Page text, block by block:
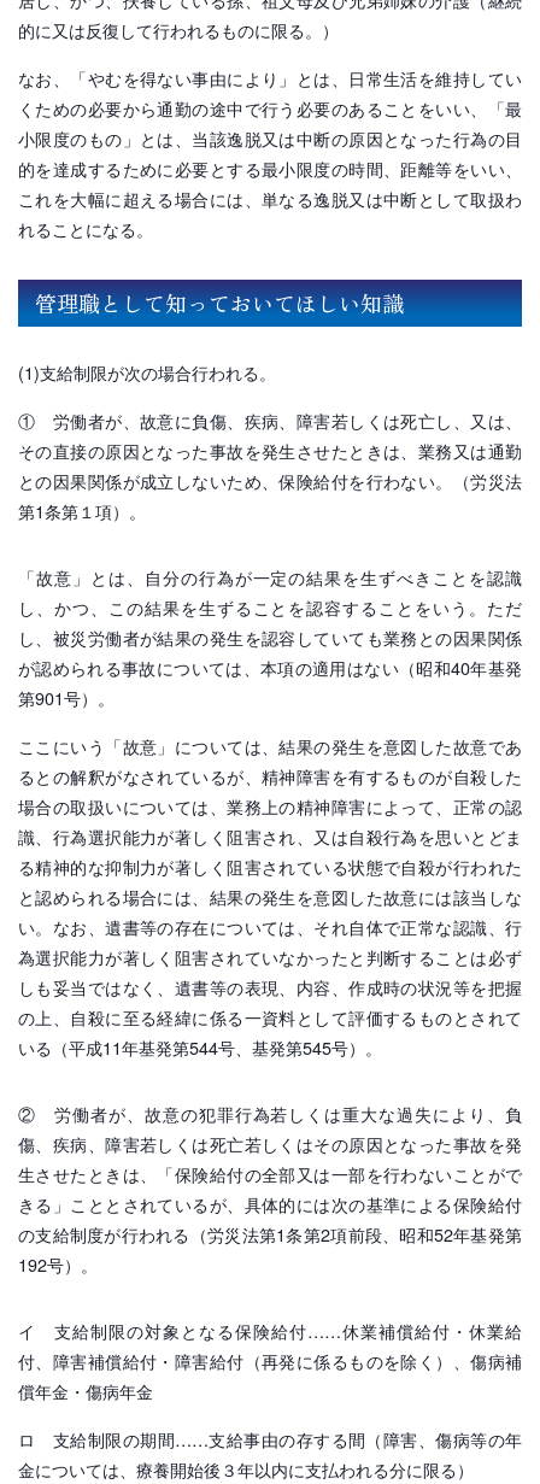
的に又は反復して行われるものに限る。）
なお、「やむを得ない事由により」とは、日常生活を維持してい
くための必要から通勤の途中で行う必要のあることをいい、「最
小限度のもの」とは、当該逸脱又は中断の原因となった行為の目
的を達成するために必要とする最小限度の時間、距離等をいい、
これを大幅に超える場合には、単なる逸脱又は中断として取扱わ
れることになる。
管理職として知っておいてほしい知識
(1)支給制限が次の場合行われる。
① 労働者が、故意に負傷、疾病、障害若しくは死亡し、又は、
その直接の原因となった事故を発生させたときは、業務又は通勤
との因果関係が成立しないため、保険給付を行わない。（労災法
第1条第１項）。
「故意」とは、自分の行為が一定の結果を生ずべきことを認識
し、かつ、この結果を生ずることを認容することをいう。ただ
し、被災労働者が結果の発生を認容していても業務との因果関係
が認められる事故については、本項の適用はない（昭和40年基発
第901号）。
ここにいう「故意」については、結果の発生を意図した故意であ
るとの解釈がなされているが、精神障害を有するものが自殺した
場合の取扱いについては、業務上の精神障害によって、正常の認
識、行為選択能力が著しく阻害され、又は自殺行為を思いとどま
る精神的な抑制力が著しく阻害されている状態で自殺が行われた
と認められる場合には、結果の発生を意図した故意には該当しな
い。なお、遺書等の存在については、それ自体で正常な認識、行
為選択能力が著しく阻害されていなかったと判断することは必ず
しも妥当ではなく、遺書等の表現、内容、作成時の状況等を把握
の上、自殺に至る経緯に係る一資料として評価するものとされて
いる（平成11年基発第544号、基発第545号）。
② 労働者が、故意の犯罪行為若しくは重大な過失により、負
傷、疾病、障害若しくは死亡若しくはその原因となった事故を発
生させたときは、「保険給付の全部又は一部を行わないことがで
きる」こととされているが、具体的には次の基準による保険給付
の支給制度が行われる（労災法第1条第2項前段、昭和52年基発第
192号）。
イ 支給制限の対象となる保険給付……休業補償給付・休業給
付、障害補償給付・障害給付（再発に係るものを除く）、傷病補
償年金・傷病年金
ロ 支給制限の期間……支給事由の存する間（障害、傷病等の年
金については、療養開始後３年以内に支払われる分に限る）